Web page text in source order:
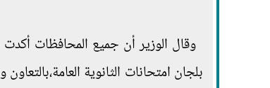
وقال الوزير أن جميع المحافظات
بلجان امتحانات الثانوية